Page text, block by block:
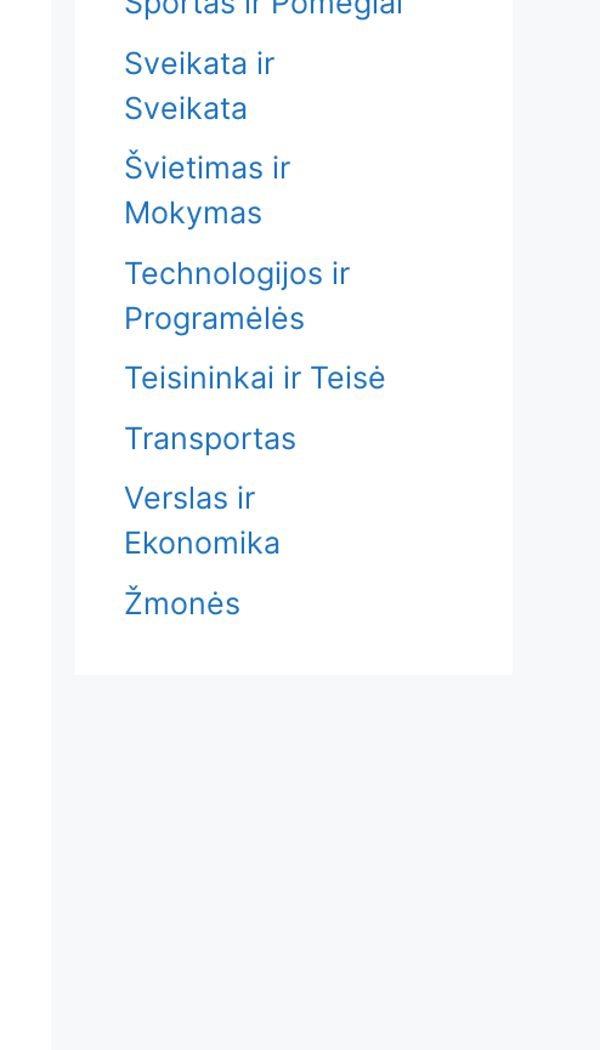
Sveikata ir
Sveikata
Švietimas ir
Mokymas
Technologijos ir
Programėlės
Teisininkai ir Teisė
Transportas
Verslas ir
Ekonomika
Žmonės